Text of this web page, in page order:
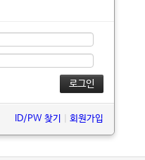
ID/PW 찾기 회원가입